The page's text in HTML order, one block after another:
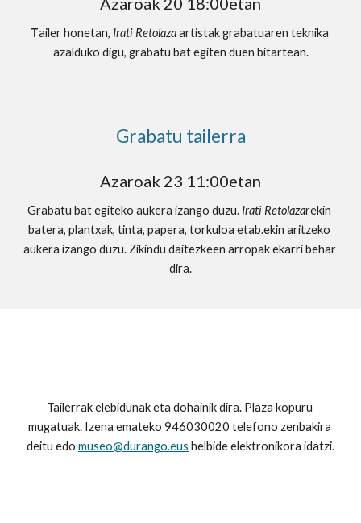
Tailer honetan, Irati Retolaza artistak grabatuaren teknika
azalduko digu, grabatu bat egiten duen bitartean.
Grabatu tailerra
Azaroak 23 11:00etan
Grabatu bat egiteko aukera izango duzu. Irati Retolazarekin
batera, plantxak, tinta, papera, torkuloa etab.ekin aritzeko
aukera izango duzu. Zikindu daitezkeen arropak ekarri behar
dira.
Tailerrak elebidunak eta dohainik dira. Plaza kopuru
mugatuak. Izena emateko 946030020 telefono zenbakira
deitu edo museo@durango.eus helbide elektronikora idatzi.